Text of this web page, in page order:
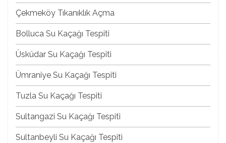
Çekmeköy Tıkanıklık Açma
Bolluca Su Kaçağı Tespiti
Üsküdar Su Kaçağı Tespiti
Ümraniye Su Kaçağı Tespiti
Tuzla Su Kaçağı Tespiti
Sultangazi Su Kaçağı Tespiti
Sultanbeyli Su Kaçağı Tespiti